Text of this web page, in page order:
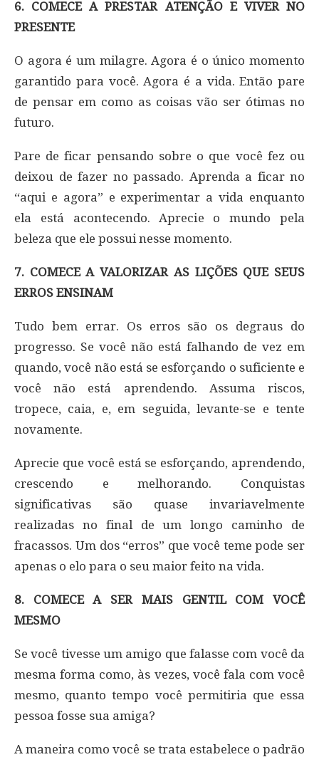
6. COMECE A PRESTAR ATENÇÃO E VIVER NO
PRESENTE
O agora é um milagre. Agora é o único momento
garantido para você. Agora é a vida. Então pare
de pensar em como as coisas vão ser ótimas no
futuro.
Pare de ficar pensando sobre o que você fez ou
deixou de fazer no passado. Aprenda a ficar no
“aqui e agora” e experimentar a vida enquanto
ela está acontecendo. Aprecie o mundo pela
beleza que ele possui nesse momento.
7. COMECE A VALORIZAR AS LIÇÕES QUE SEUS
ERROS ENSINAM
Tudo bem errar. Os erros são os degraus do
progresso. Se você não está falhando de vez em
quando, você não está se esforçando o suficiente e
você não está aprendendo. Assuma riscos,
tropece, caia, e, em seguida, levante-se e tente
novamente.
Aprecie que você está se esforçando, aprendendo,
crescendo e melhorando. Conquistas
significativas são quase invariavelmente
realizadas no final de um longo caminho de
fracassos. Um dos “erros” que você teme pode ser
apenas o elo para o seu maior feito na vida.
8. COMECE A SER MAIS GENTIL COM VOCÊ
MESMO
Se você tivesse um amigo que falasse com você da
mesma forma como, às vezes, você fala com você
mesmo, quanto tempo você permitiria que essa
pessoa fosse sua amiga?
A maneira como você se trata estabelece o padrão